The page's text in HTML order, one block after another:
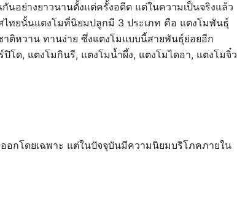
นอย่างยาวนานตั้งแต่ครั้งอดีต แต่ในความเป็นจริงแล้ว
ทยนั้นแตงโมที่นิยมปลูกมี 3 ประเภท คือ แตงโมพันธุ์
ติหวาน ทานง่าย ซึ่งแตงโมแบบนี้สายพันธุ์ย่อยอีก
โด, แตงโมกินรี, แตงโมน้ำผึ้ง, แตงโมไดอา, แตงโมจิ๋ว
อกโดยเฉพาะ แต่ในปัจจุบันมีความนิยมบริโภคภายใน